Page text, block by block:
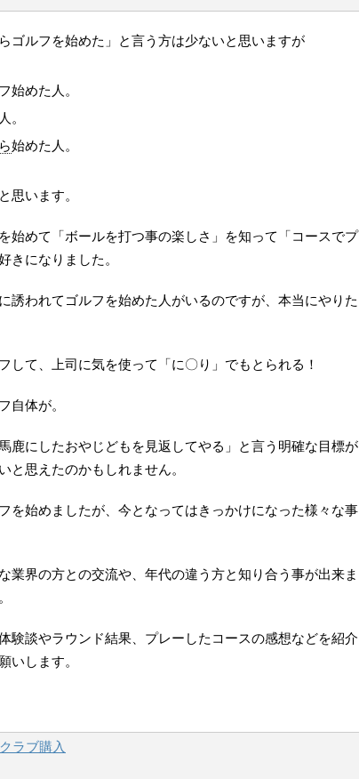
ゴルフを始めた」と言う方は少ないと思いますが
始めた人。
。
始めた人。
思います。
始めて「ボールを打つ事の楽しさ」を知って「コースでプ
きになりました。
誘われてゴルフを始めた人がいるのですが、本当にやりた
して、上司に気を使って「に〇り」でもとられる！
自体が。
鹿にしたおやじどもを見返してやる」と言う明確な目標が
と思えたのかもしれません。
を始めましたが、今となってはきっかけになった様々な事
業界の方との交流や、年代の違う方と知り合う事が出来ま
験談やラウンド結果、プレーしたコースの感想などを紹介
いします。
ラブ購入